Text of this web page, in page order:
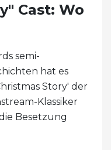
Cast: Wo
semi-
hat es
Story' der
Klassiker
Besetzung